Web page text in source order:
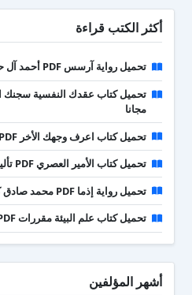
أكثر الكتب قراءة
تحميل رواية آرسس PDF أحمد آل حمدان
مجانا
تحميل كتاب اعرف وجهك الأخر PDF يوسف الحسني
تحميل كتاب الأمير العصري PDF تأليف كارنز لورد كامل مجانا
تحميل رواية إذما PDF محمد صادق كامل مجانا
تحميل كتاب علم البيئة مقررات PDF السعودية 1443
أشهر المؤلفين